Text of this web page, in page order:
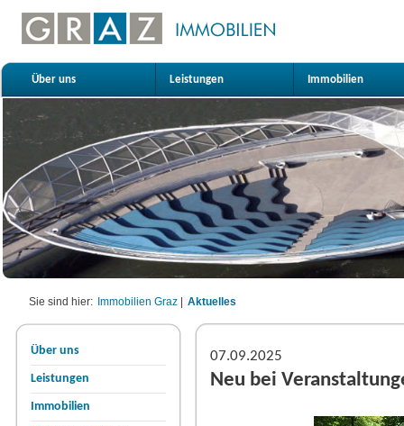
Über uns Leistungen Immobilien
Sie sind hier: Immobilien Graz Aktuelles
Über uns
Leistungen
Immobilien
07.09.2025
Neu bei